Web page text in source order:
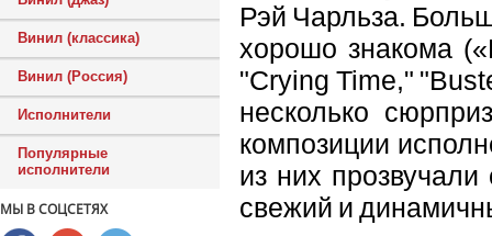
Винил (классика)
Винил (Россия)
Исполнители
Популярные
исполнители
МЫ В СОЦСЕТЯХ
Рэй Чарльза.
хорошо знакома
"Crying Time,"
несколько
композиции
из них
свежий и